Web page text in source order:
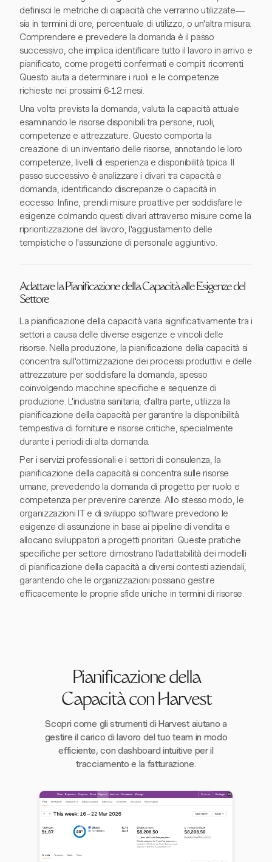
definisci le metriche di capacità che verranno utilizzate—
sia in termini di ore, percentuale di utilizzo, o un'altra misura.
Comprendere e prevedere la domanda è il passo
successivo, che implica identificare tutto il lavoro in arrivo e
pianificato, come progetti confermati e compiti ricorrenti.
Questo aiuta a determinare i ruoli e le competenze
richieste nei prossimi 6-12 mesi.
Una volta prevista la domanda, valuta la capacità attuale
esaminando le risorse disponibili tra persone, ruoli,
competenze e attrezzature. Questo comporta la
creazione di un inventario delle risorse, annotando le loro
competenze, livelli di esperienza e disponibilità tipica. Il
passo successivo è analizzare i divari tra capacità e
domanda, identificando discrepanze o capacità in
eccesso. Infine, prendi misure proattive per soddisfare le
esigenze colmando questi divari attraverso misure come la
riprioritizzazione del lavoro, l'aggiustamento delle
tempistiche o l'assunzione di personale aggiuntivo.
Adattare la Pianificazione della Capacità alle Esigenze del
Settore
La pianificazione della capacità varia significativamente tra i
settori a causa delle diverse esigenze e vincoli delle
risorse. Nella produzione, la pianificazione della capacità si
concentra sull'ottimizzazione dei processi produttivi e delle
attrezzature per soddisfare la domanda, spesso
coinvolgendo macchine specifiche e sequenze di
produzione. L'industria sanitaria, d'altra parte, utilizza la
pianificazione della capacità per garantire la disponibilità
tempestiva di forniture e risorse critiche, specialmente
durante i periodi di alta domanda.
Per i servizi professionali e i settori di consulenza, la
pianificazione della capacità si concentra sulle risorse
umane, prevedendo la domanda di progetto per ruolo e
competenza per prevenire carenze. Allo stesso modo, le
organizzazioni IT e di sviluppo software prevedono le
esigenze di assunzione in base ai pipeline di vendita e
allocano sviluppatori a progetti prioritari. Queste pratiche
specifiche per settore dimostrano l'adattabilità dei modelli
di pianificazione della capacità a diversi contesti aziendali,
garantendo che le organizzazioni possano gestire
efficacemente le proprie sfide uniche in termini di risorse.
Pianificazione della
Capacità con Harvest
Scopri come gli strumenti di Harvest aiutano a
gestire il carico di lavoro del tuo team in modo
efficiente, con dashboard intuitive per il
tracciamento e la fatturazione.